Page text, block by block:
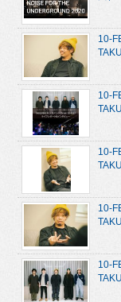
10-
10-
10-
10-
10-